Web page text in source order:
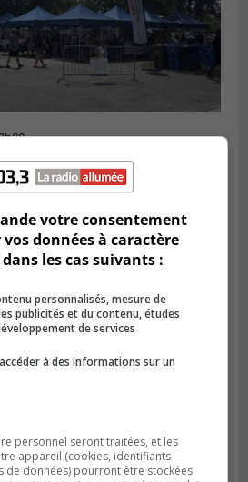
rassemblera les familles
votre consentement
données à caractère
les cas suivants :
personnalisés, mesure de
publicités et du contenu, études
de services
à des informations sur un
personnel seront traitées, et les
appareil (cookies, identifiants
de données) pourront être stockées